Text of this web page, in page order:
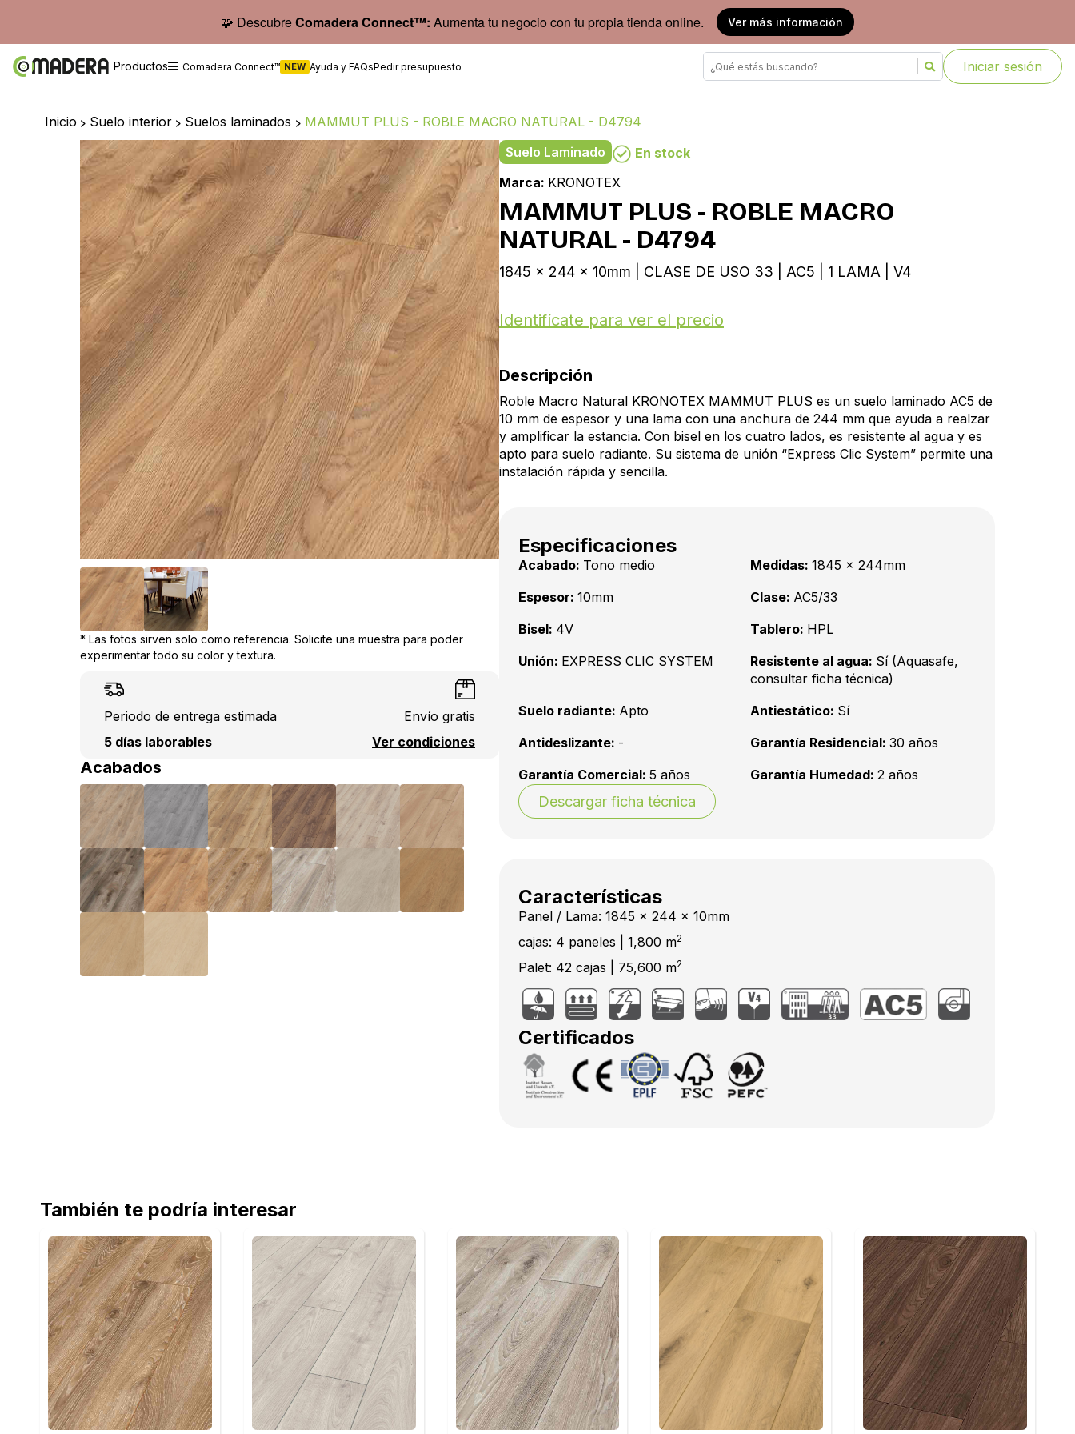
🧩 DescubreComadera Connect™: Aumenta tu negocio con tu propia tienda online. Ver más información
Productos Comadera Connect™ NEW Ayuda y FAQsPedir presupuesto Iniciar sesión
Inicio > Suelo interior > Suelos laminados > MAMMUT PLUS - ROBLE MACRO NATURAL - D4794
* Las fotos sirven solo como referencia. Solicite una muestra para poder
experimentar todo su color y textura.
Periodo de entrega estimada
5 días laborables
Envío gratis
Ver condiciones
Acabados
Suelo Laminado
En stock
Marca: KRONOTEX
MAMMUT PLUS - ROBLE MACRO
NATURAL - D4794
1845 x 244 x 10mm | CLASE DE USO 33 | AC5 | 1 LAMA | V4
Identifícate para ver el precio
Descripción
Roble Macro Natural KRONOTEX MAMMUT PLUS es un suelo laminado AC5 de
10 mm de espesor y una lama con una anchura de 244 mm que ayuda a realzar
y amplificar la estancia. Con bisel en los cuatro lados, es resistente al agua y es
apto para suelo radiante. Su sistema de unión “Express Clic System” permite una
instalación rápida y sencilla.
Especificaciones
Acabado: Tono medio Medidas: 1845 x 244mm
Espesor: 10mm Clase: AC5/33
Bisel: 4V Tablero: HPL
Unión: EXPRESS CLIC SYSTEM Resistente al agua: Sí (Aquasafe,
consultar ficha técnica)
Suelo radiante: Apto Antiestático: Sí
Antideslizante: - Garantía Residencial: 30 años
Garantía Comercial: 5 años Garantía Humedad: 2 años
Descargar ficha técnica
Características
Panel / Lama: 1845 x 244 x 10mm
cajas: 4 paneles | 1,800 m2
Palet: 42 cajas | 75,600 m2
Certificados
También te podría interesar